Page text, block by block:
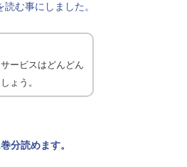
む事にしました。
ービスはどんどん
ょう。
分読めます。